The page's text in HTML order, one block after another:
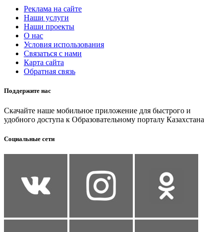
Реклама на сайте
Наши услуги
Наши проекты
О нас
Условия использования
Связаться с нами
Карта сайта
Обратная связь
Поддержите нас
Скачайте наше мобильное приложение для быстрого и
удобного доступа к Образовательному порталу Казахстана
Социальные сети